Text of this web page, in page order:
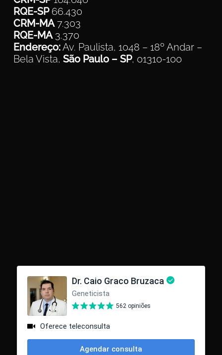
RQE-SP66.430
CRM-MA7.303
RQE-MA3.370
Endereço:Av. Paulista, 1048 – 18º Andar –
Bela Vista, São Paulo – SP, 01310-100